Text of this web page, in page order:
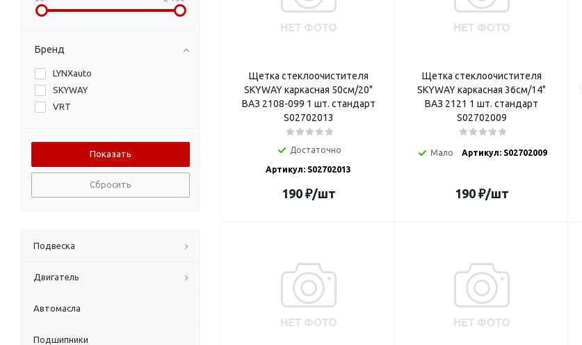
Щетка стеклоочистителя
SKYWAY каркасная 50см/20"
ВАЗ 2108-099 1 шт. стандарт
S02702013
Достаточно
Артикул: S02702013
190₽/шт
Щетка стеклоочистителя
SKYWAY каркасная 36см/14"
ВАЗ 2121 1 шт. стандарт
S02702009
Мало Артикул: S02702009
190₽/шт
Бренд
LYNXauto
SKYWAY
VRT
Сбросить
Подвеска
Двигатель
Автомасла
Подшипники